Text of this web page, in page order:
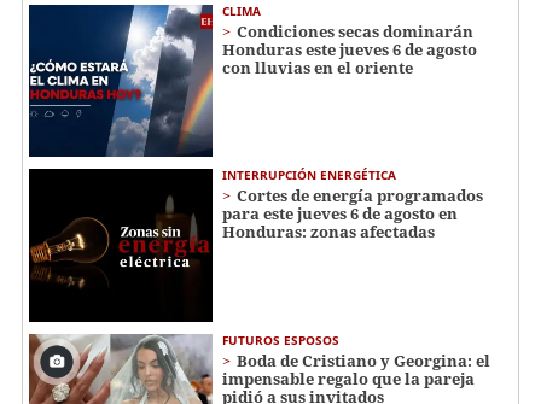
CLIMA
Condiciones secas dominarán
Honduras este jueves 6 de agosto
con lluvias en el oriente
INTERRUPCIÓN ENERGÉTICA
Cortes de energía programados
para este jueves 6 de agosto en
Honduras: zonas afectadas
FUTUROS ESPOSOS
Boda de Cristiano y Georgina: el
impensable regalo que la pareja
pidió a sus invitados